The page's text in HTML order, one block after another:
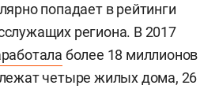
попадает в рейтинги
региона. В 2017
более 18 миллионов
четыре жилых дома, 26